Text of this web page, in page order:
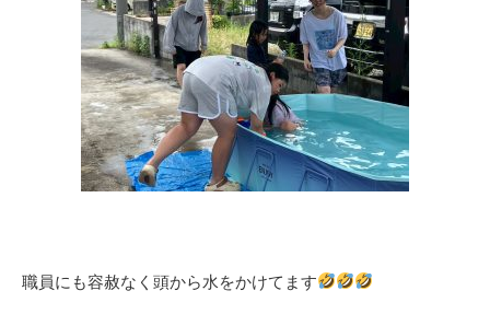
職員にも容赦なく頭から水をかけてます